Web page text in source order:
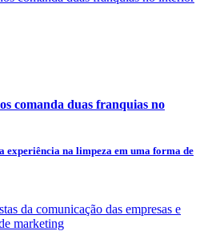
comanda duas franquias no
na limpeza em uma forma de